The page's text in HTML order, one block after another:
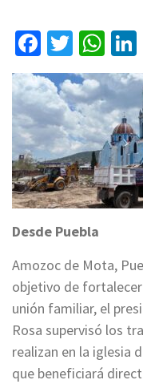
Facebook
Desde Puebla
Amozoc de Mota,
objetivo de
unión familiar, el
Rosa supervisó los
realizan en la iglesia
que beneficiará